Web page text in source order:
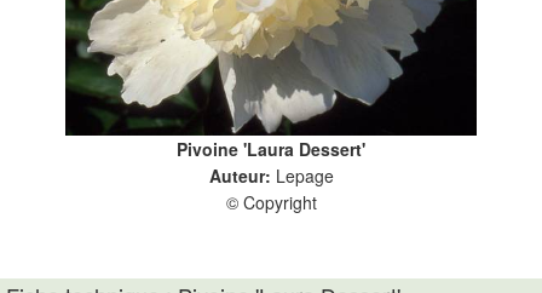
Pivoine 'Laura Dessert'
Auteur: Lepage
© Copyright